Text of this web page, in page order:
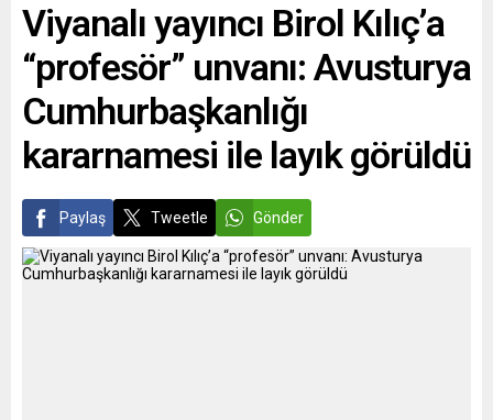
Viyanalı yayıncı Birol Kılıç’a
“profesör” unvanı: Avusturya
Cumhurbaşkanlığı
kararnamesi ile layık görüldü
Paylaş Tweetle Gönder